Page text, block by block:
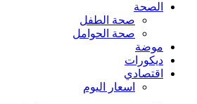
الصحة
صحة الطفل
صحة الحوامل
موضة
ديكورات
اقتصادي
اسعار اليوم